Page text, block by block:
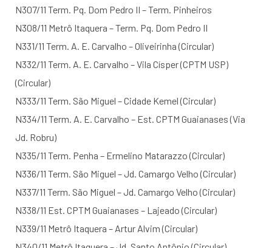
N307/11 Term. Pq. Dom Pedro II – Term. Pinheiros
N308/11 Metrô Itaquera – Term. Pq. Dom Pedro II
N331/11 Term. A. E. Carvalho – Oliveirinha (Circular)
N332/11 Term. A. E. Carvalho – Vila Císper (CPTM USP)
(Circular)
N333/11 Term. São Miguel – Cidade Kemel (Circular)
N334/11 Term. A. E. Carvalho – Est. CPTM Guaianases (Via
Jd. Robru)
N335/11 Term. Penha – Ermelino Matarazzo (Circular)
N336/11 Term. São Miguel – Jd. Camargo Velho (Circular)
N337/11 Term. São Miguel – Jd. Camargo Velho (Circular)
N338/11 Est. CPTM Guaianases – Lajeado (Circular)
N339/11 Metrô Itaquera – Artur Alvim (Circular)